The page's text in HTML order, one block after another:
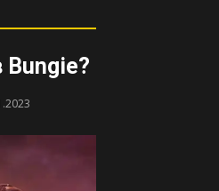
Bungie?